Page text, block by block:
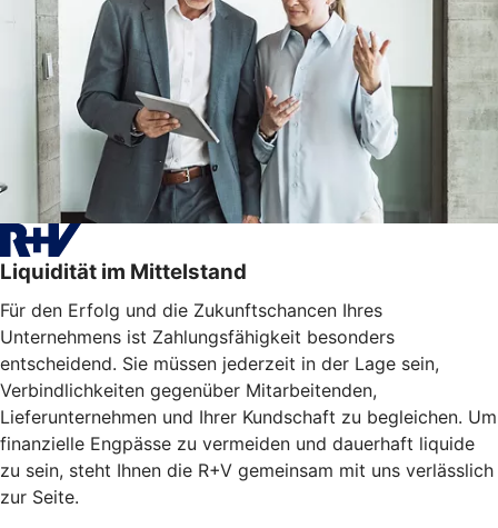
Liquidität im Mittelstand
Für den Erfolg und die Zukunftschancen Ihres
Unternehmens ist Zahlungsfähigkeit besonders
entscheidend. Sie müssen jederzeit in der Lage sein,
Verbindlichkeiten gegenüber Mitarbeitenden,
Lieferunternehmen und Ihrer Kundschaft zu begleichen. Um
finanzielle Engpässe zu vermeiden und dauerhaft liquide
zu sein, steht Ihnen die R+V gemeinsam mit uns verlässlich
zur Seite.